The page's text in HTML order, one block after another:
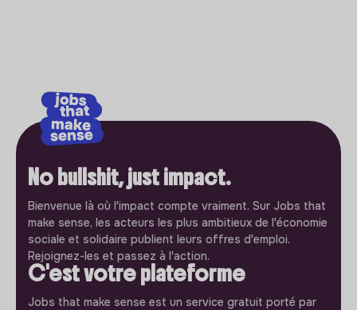
No bullshit, just impact.
Bienvenue là où l'impact compte vraiment. Sur Jobs that
make sense, les acteurs les plus ambitieux de l'économie
sociale et solidaire publient leurs offres d'emploi.
Rejoignez-les et passez à l'action.
C'est votre plateforme
Jobs that make sense est un service gratuit porté par